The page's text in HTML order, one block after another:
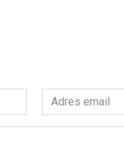
Adres
email
*